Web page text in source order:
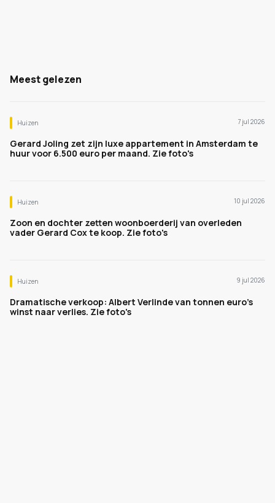
Meest gelezen
Huizen 7 jul 2026
Gerard Joling zet zijn luxe appartement in Amsterdam te
huur voor 6.500 euro per maand. Zie foto's
Huizen 10 jul 2026
Zoon en dochter zetten woonboerderij van overleden
vader Gerard Cox te koop. Zie foto's
Huizen 9 jul 2026
Dramatische verkoop: Albert Verlinde van tonnen euro's
winst naar verlies. Zie foto's